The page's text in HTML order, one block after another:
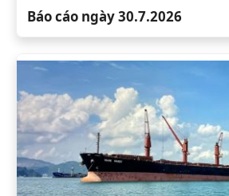
Báo cáo ngày 30.7.2026